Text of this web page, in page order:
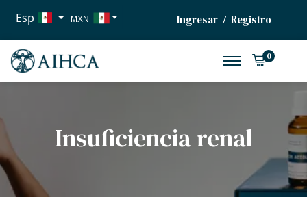
Esp MXN
EUR
Ingresar / Registro
0
Insuficiencia renal